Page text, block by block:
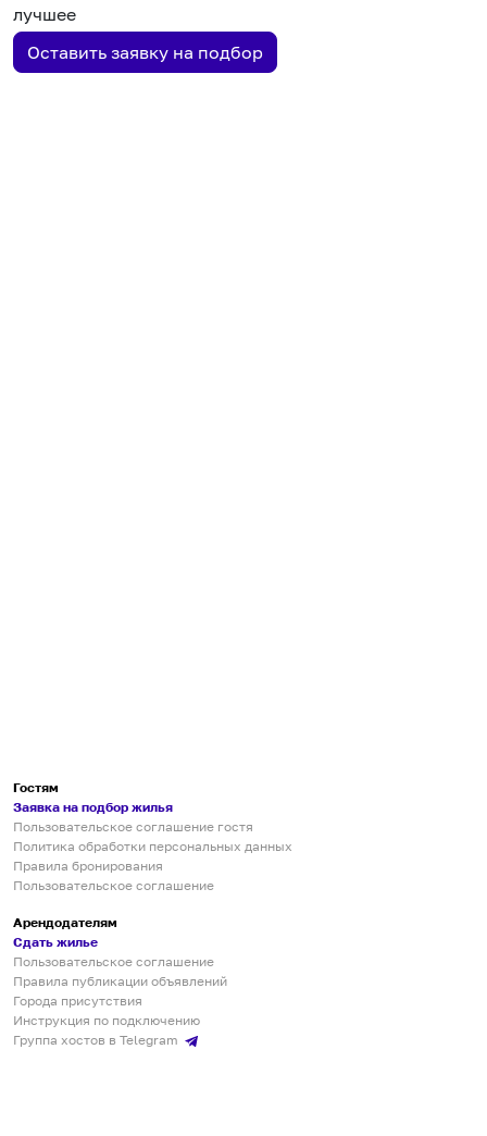
лучшее
Оставить заявку на подбор
Гостям
Заявка на подбор жилья
Пользовательское соглашение гостя
Политика обработки персональных данных
Правила бронирования
Пользовательское соглашение
Арендодателям
Сдать жилье
Пользовательское соглашение
Правила публикации объявлений
Города присутствия
Инструкция по подключению
Группа хостов в Telegram